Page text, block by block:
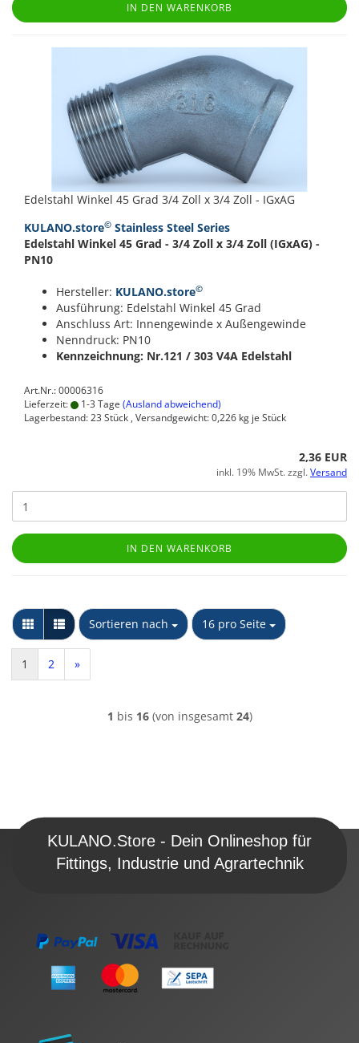
IN DEN WARENKORB
Edelstahl Winkel 45 Grad 3/4 Zoll x 3/4 Zoll - IGxAG
KULANO.store© Stainless Steel Series
Edelstahl Winkel 45 Grad - 3/4 Zoll x 3/4 Zoll (IGxAG) -
PN10
Hersteller: KULANO.store©
Ausführung: Edelstahl Winkel 45 Grad
Anschluss Art: Innengewinde x Außengewinde
Nenndruck: PN10
Kennzeichnung: Nr.121 / 303 V4A Edelstahl
Art.Nr.: 00006316
Lieferzeit:
1-3 Tage (Ausland abweichend)
Lagerbestand: 23 Stück , Versandgewicht:0,226 kg je Stück
2,36 EUR
inkl. 19% MwSt. zzgl.Versand
IN DEN WARENKORB
Sortieren nach
Sortieren nach 16 pro Seite
pro Seite
1 2 »
1 bis 16(von insgesamt 24)
KULANO.Store - Dein Onlineshop für
Fittings, Industrie und Agrartechnik